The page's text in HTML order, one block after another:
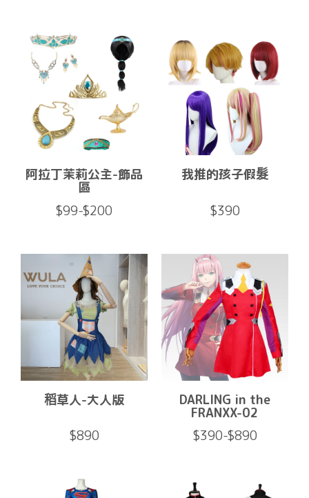
阿拉丁茉莉公主-飾品
區
$99-$200
我推的孩子假髮
$390
稻草人-大人版
$890
DARLING in the
FRANXX-02
$390-$890